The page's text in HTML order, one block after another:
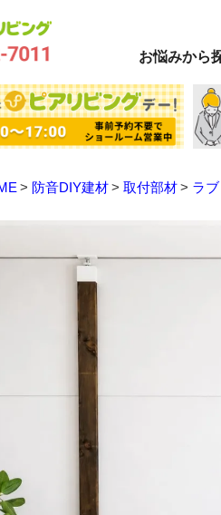
お悩みから
防音DIY建材 取付部材 ラ